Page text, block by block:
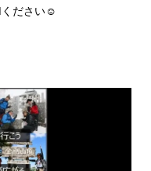
ください☺️